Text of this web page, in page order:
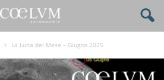
La Luna del Mese – Giugno 2025